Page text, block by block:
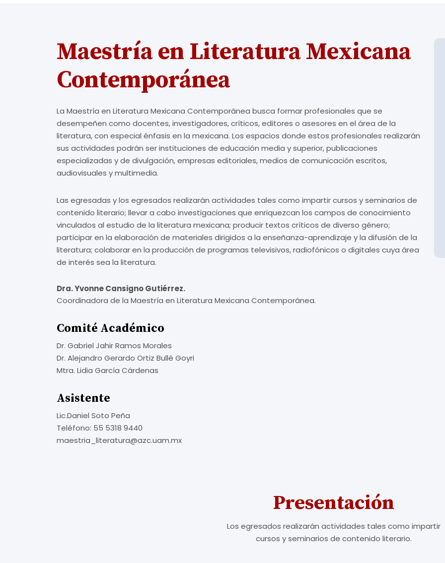
Maestría en Literatura Mexicana
Contemporánea
La Maestría en Literatura Mexicana Contemporánea busca formar profesionales que se
desempeñen como docentes, investigadores, críticos, editores o asesores en el área de la
literatura, con especial énfasis en la mexicana. Los espacios donde estos profesionales realizarán
sus actividades podrán ser instituciones de educación media y superior, publicaciones
especializadas y de divulgación, empresas editoriales, medios de comunicación escritos,
audiovisuales y multimedia.
Las egresadas y los egresados realizarán actividades tales como impartir cursos y seminarios de
contenido literario; llevar a cabo investigaciones que enriquezcan los campos de conocimiento
vinculados al estudio de la literatura mexicana; producir textos críticos de diverso género;
participar en la elaboración de materiales dirigidos a la enseñanza-aprendizaje y la difusión de la
literatura; colaborar en la producción de programas televisivos, radiofónicos o digitales cuya área
de interés sea la literatura.
Dra. Yvonne Cansigno Gutiérrez.
Coordinadora de la Maestría en Literatura Mexicana Contemporánea.
Comité Académico
Dr. Gabriel Jahir Ramos Morales
Dr. Alejandro Gerardo Ortiz Bullé Goyri
Mtra. Lidia García Cárdenas
Asistente
Lic.Daniel Soto Peña
Teléfono: 55 5318 9440
maestria_literatura@azc.uam.mx
Presentación
Los egresados realizarán actividades tales como impartir
cursos y seminarios de contenido literario.